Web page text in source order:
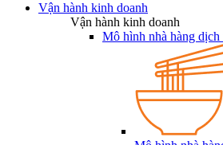
Vận hành kinh doanh
Vận hành kinh doanh
Mô hình nhà hàng dịch